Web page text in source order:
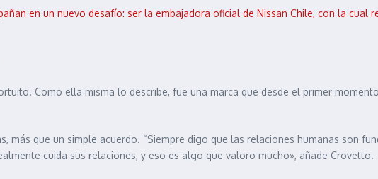
en un nuevo desafío: ser la embajadora oficial de Nissan Chile, con la
Como ella misma lo describe, fue una marca que desde el primer
más que un simple acuerdo. “Siempre digo que las relaciones humanas son
cuida sus relaciones, y eso es algo que valoro mucho», añade Crovetto.